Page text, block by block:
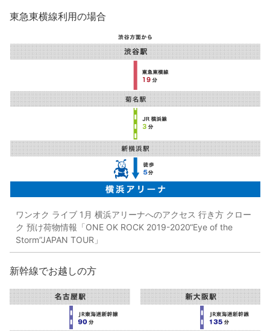
東急東横線利用の場合
ワンオク ライブ 1月 横浜アリーナへのアクセス 行き方 クロー
ク 預け荷物情報「ONE OK ROCK 2019-2020“Eye of the
Storm”JAPAN TOUR」
新幹線でお越しの方